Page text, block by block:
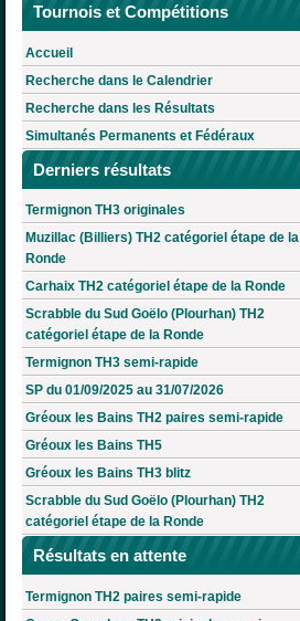
Tournois et Compétitions
Accueil
Recherche dans le Calendrier
Recherche dans les Résultats
Simultanés Permanents et Fédéraux
Derniers résultats
Termignon TH3 originales
Muzillac (Billiers) TH2 catégoriel étape de la
Ronde
Carhaix TH2 catégoriel étape de la Ronde
Scrabble du Sud Goëlo (Plourhan) TH2
catégoriel étape de la Ronde
Termignon TH3 semi-rapide
SP du 01/09/2025 au 31/07/2026
Gréoux les Bains TH2 paires semi-rapide
Gréoux les Bains TH5
Gréoux les Bains TH3 blitz
Scrabble du Sud Goëlo (Plourhan) TH2
catégoriel étape de la Ronde
Résultats en attente
Termignon TH2 paires semi-rapide